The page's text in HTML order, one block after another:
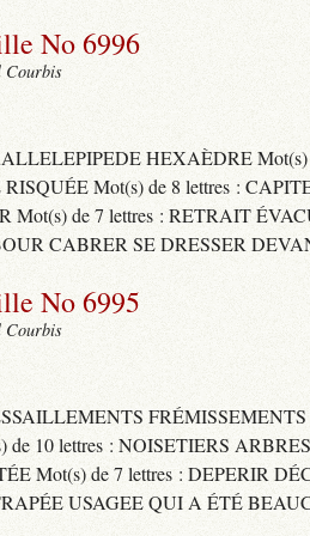
No 6996
Courbis
HEXAÈDRE
RISQUÉE Mot(s) de 8 lettres :
Mot(s) de 7 lettres : RETRAIT
CABRER SE DRESSER
No 6995
Courbis
10 lettres : NOISETIERS
Mot(s) de 7 lettres : DEPERIR
USAGEE QUI A ÉTÉ